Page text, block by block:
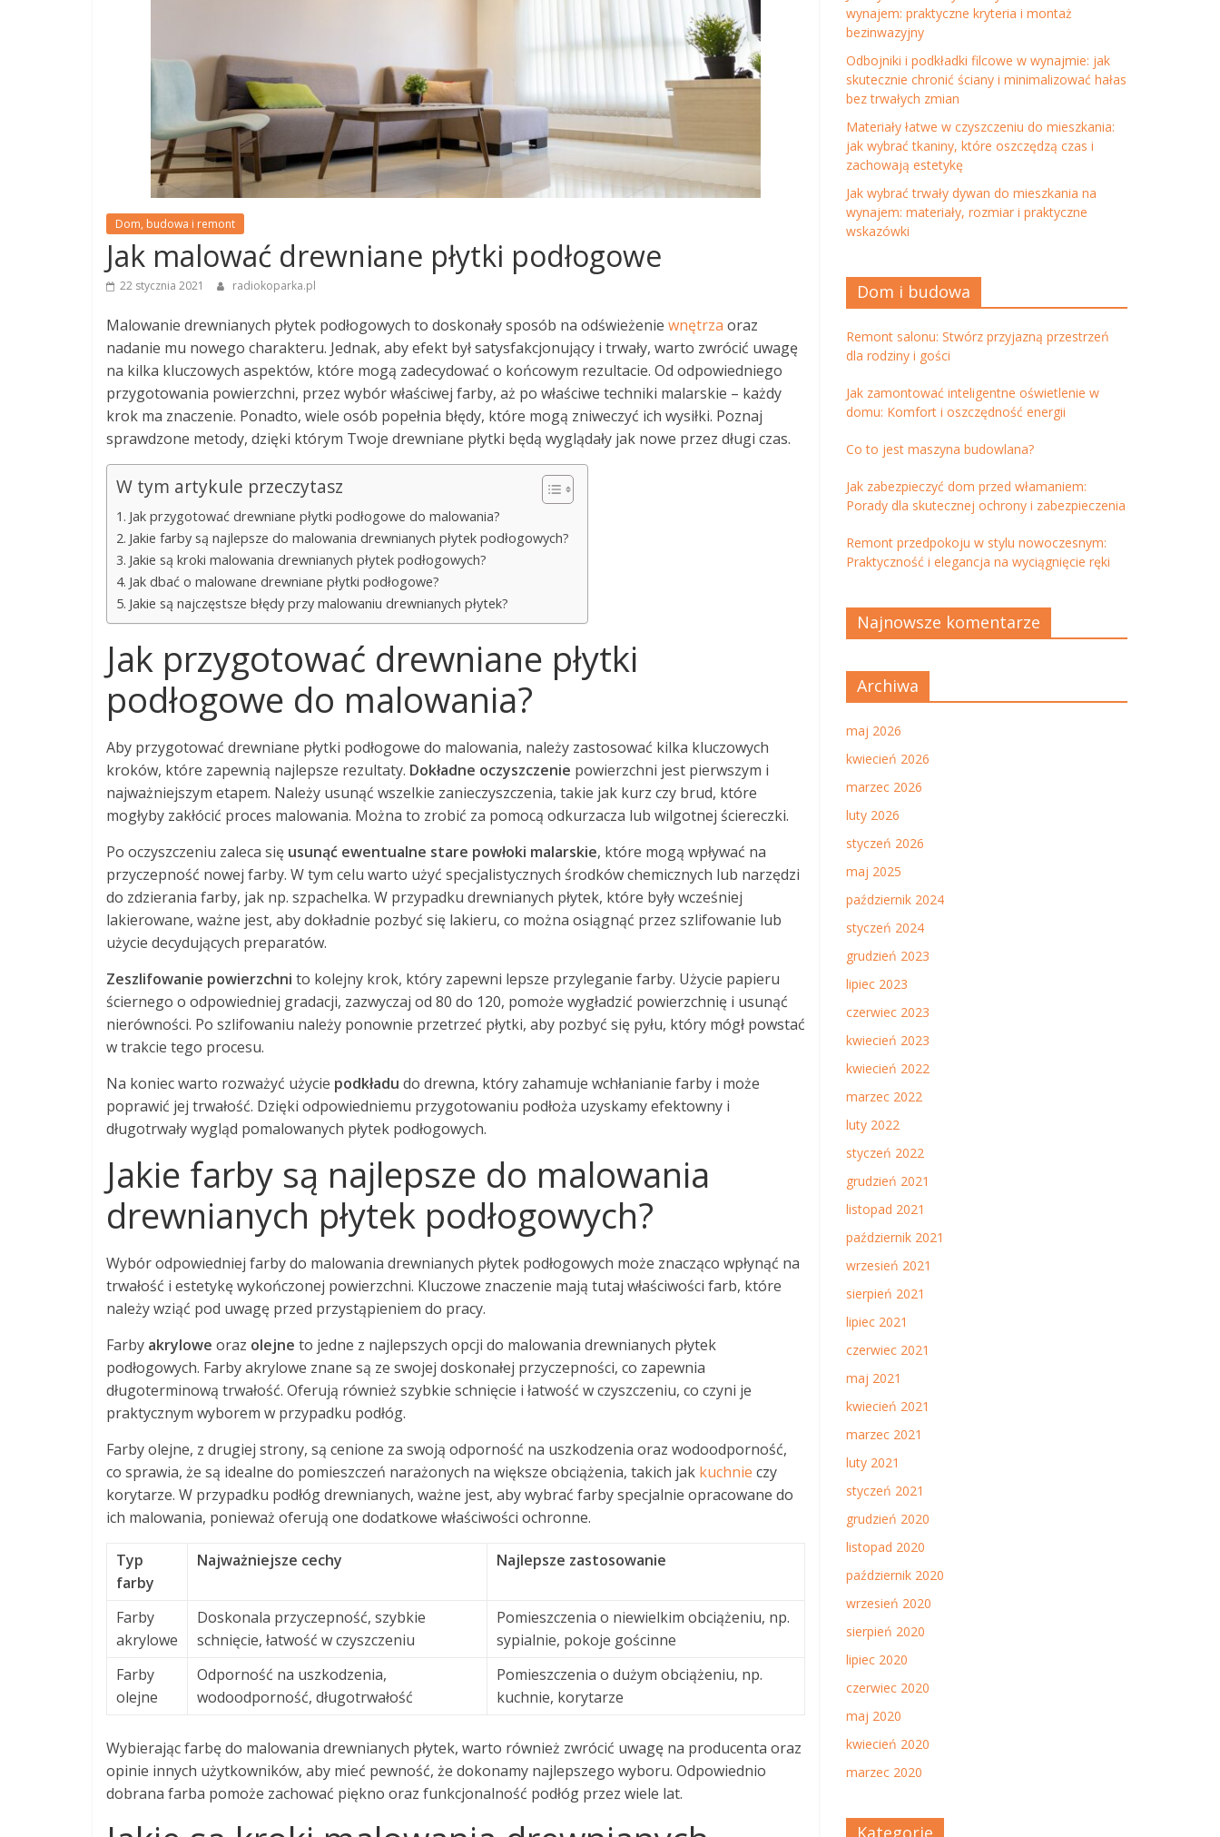
Dom, budowa i remont
Jak malować drewniane płytki podłogowe
22 stycznia 2021 radiokoparka.pl
Malowanie drewnianych płytek podłogowych to doskonały sposób na odświeżenie wnętrza oraz
nadanie mu nowego charakteru. Jednak, aby efekt był satysfakcjonujący i trwały, warto zwrócić uwagę
na kilka kluczowych aspektów, które mogą zadecydować o końcowym rezultacie. Od odpowiedniego
przygotowania powierzchni, przez wybór właściwej farby, aż po właściwe techniki malarskie – każdy
krok ma znaczenie. Ponadto, wiele osób popełnia błędy, które mogą zniweczyć ich wysiłki. Poznaj
sprawdzone metody, dzięki którym Twoje drewniane płytki będą wyglądały jak nowe przez długi czas.
W tym artykule przeczytasz
Jak przygotować drewniane płytki podłogowe do malowania?
Jakie farby są najlepsze do malowania drewnianych płytek podłogowych?
Jakie są kroki malowania drewnianych płytek podłogowych?
Jak dbać o malowane drewniane płytki podłogowe?
Jakie są najczęstsze błędy przy malowaniu drewnianych płytek?
Jak przygotować drewniane płytki
podłogowe do malowania?
Aby przygotować drewniane płytki podłogowe do malowania, należy zastosować kilka kluczowych
kroków, które zapewnią najlepsze rezultaty. Dokładne oczyszczenie powierzchni jest pierwszym i
najważniejszym etapem. Należy usunąć wszelkie zanieczyszczenia, takie jak kurz czy brud, które
mogłyby zakłócić proces malowania. Można to zrobić za pomocą odkurzacza lub wilgotnej ściereczki.
Po oczyszczeniu zaleca się usunąć ewentualne stare powłoki malarskie, które mogą wpływać na
przyczepność nowej farby. W tym celu warto użyć specjalistycznych środków chemicznych lub narzędzi
do zdzierania farby, jak np. szpachelka. W przypadku drewnianych płytek, które były wcześniej
lakierowane, ważne jest, aby dokładnie pozbyć się lakieru, co można osiągnąć przez szlifowanie lub
użycie decydujących preparatów.
Zeszlifowanie powierzchni to kolejny krok, który zapewni lepsze przyleganie farby. Użycie papieru
ściernego o odpowiedniej gradacji, zazwyczaj od 80 do 120, pomoże wygładzić powierzchnię i usunąć
nierówności. Po szlifowaniu należy ponownie przetrzeć płytki, aby pozbyć się pyłu, który mógł powstać
w trakcie tego procesu.
Na koniec warto rozważyć użycie podkładu do drewna, który zahamuje wchłanianie farby i może
poprawić jej trwałość. Dzięki odpowiedniemu przygotowaniu podłoża uzyskamy efektowny i
długotrwały wygląd pomalowanych płytek podłogowych.
Jakie farby są najlepsze do malowania
drewnianych płytek podłogowych?
Wybór odpowiedniej farby do malowania drewnianych płytek podłogowych może znacząco wpłynąć na
trwałość i estetykę wykończonej powierzchni. Kluczowe znaczenie mają tutaj właściwości farb, które
należy wziąć pod uwagę przed przystąpieniem do pracy.
Farby akrylowe oraz olejne to jedne z najlepszych opcji do malowania drewnianych płytek
podłogowych. Farby akrylowe znane są ze swojej doskonałej przyczepności, co zapewnia
długoterminową trwałość. Oferują również szybkie schnięcie i łatwość w czyszczeniu, co czyni je
praktycznym wyborem w przypadku podłóg.
Farby olejne, z drugiej strony, są cenione za swoją odporność na uszkodzenia oraz wodoodporność,
co sprawia, że są idealne do pomieszczeń narażonych na większe obciążenia, takich jak kuchnie czy
korytarze. W przypadku podłóg drewnianych, ważne jest, aby wybrać farby specjalnie opracowane do
ich malowania, ponieważ oferują one dodatkowe właściwości ochronne.
Typ
farby
Najważniejsze cechy Najlepsze zastosowanie
Farby
akrylowe
Doskonala przyczepność, szybkie
schnięcie, łatwość w czyszczeniu
Pomieszczenia o niewielkim obciążeniu, np.
sypialnie, pokoje gościnne
Farby
olejne
Odporność na uszkodzenia,
wodoodporność, długotrwałość
Pomieszczenia o dużym obciążeniu, np.
kuchnie, korytarze
Wybierając farbę do malowania drewnianych płytek, warto również zwrócić uwagę na producenta oraz
opinie innych użytkowników, aby mieć pewność, że dokonamy najlepszego wyboru. Odpowiednio
dobrana farba pomoże zachować piękno oraz funkcjonalność podłóg przez wiele lat.
wynajem: praktyczne kryteria i montaż
bezinwazyjny
Odbojniki i podkładki filcowe w wynajmie: jak
skutecznie chronić ściany i minimalizować hałas
bez trwałych zmian
Materiały łatwe w czyszczeniu do mieszkania:
jak wybrać tkaniny, które oszczędzą czas i
zachowają estetykę
Jak wybrać trwały dywan do mieszkania na
wynajem: materiały, rozmiar i praktyczne
wskazówki
Dom i budowa
Remont salonu: Stwórz przyjazną przestrzeń
dla rodziny i gości
Jak zamontować inteligentne oświetlenie w
domu: Komfort i oszczędność energii
Co to jest maszyna budowlana?
Jak zabezpieczyć dom przed włamaniem:
Porady dla skutecznej ochrony i zabezpieczenia
Remont przedpokoju w stylu nowoczesnym:
Praktyczność i elegancja na wyciągnięcie ręki
Najnowsze komentarze
Archiwa
maj 2026
kwiecień 2026
marzec 2026
luty 2026
styczeń 2026
maj 2025
październik 2024
styczeń 2024
grudzień 2023
lipiec 2023
czerwiec 2023
kwiecień 2023
kwiecień 2022
marzec 2022
luty 2022
styczeń 2022
grudzień 2021
listopad 2021
październik 2021
wrzesień 2021
sierpień 2021
lipiec 2021
czerwiec 2021
maj 2021
kwiecień 2021
marzec 2021
luty 2021
styczeń 2021
grudzień 2020
listopad 2020
październik 2020
wrzesień 2020
sierpień 2020
lipiec 2020
czerwiec 2020
maj 2020
kwiecień 2020
marzec 2020
Kategorie